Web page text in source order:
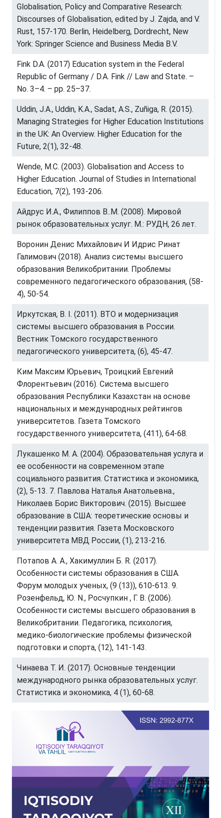
Globalisation, Policy and Comparative Research:
Discourses of Globalisation, edited by J. Zajda, and V.
Rust, 157-170. Berlin, Heidelberg, Dordrecht, New
York: Springer Science and Business Media B.V.
Fink D.A. (2017) Education system in the Federal
Republic of Germany / D.A. Fink // Law and State. –
No. 3–4. – pp. 25–37.
Uddin, J.A., Uddin, K.A., Sadat, A.S., Zuñiga, R. (2015).
Managing Strategies for Higher Education Institutions
in the UK: An Overview. Higher Education for the
Future, 2(1), 32-48.
Wende, M.C. (2003). Globalisation and Access to
Higher Education. Journal of Studies in International
Education, 7(2), 193-206.
Айдрус И.A., Филиппов В..M. (2008). Мировой
рынок образовательных услуг. M.: РУДН, 26 лет.
Воронин Денис Михайлович И Идрис Ринат
Галимович (2018). Анализ системы высшего
образования Великобритании. Проблемы
современного педагогического образования, (58-
4), 50-54.
Иркутская, В. I. (2011). ВТО и модернизация
системы высшего образования в России.
Вестник Томского государственного
педагогического университета, (6), 45-47.
Ким Максим Юрьевич, Троицкий Евгений
Флорентьевич (2016). Система высшего
образования Республики Казахстан на основе
национальных и международных рейтингов
университетов. Газета Томского
государственного университета, (411), 64-68.
Лукашенко M. A. (2004). Образовательная услуга и
ее особенности на современном этапе
социального развития. Статистика и экономика,
(2), 5-13. 7. Павлова Наталья Анатольевна.,
Николаев Борис Викторович. (2015). Высшее
образование в США: теоретические основы и
тенденции развития. Газета Московского
университета МВД России, (1), 213-216.
Потапов А. A., Хакимуллин Б. R. (2017).
Особенности системы образования в США.
Форум молодых ученых, (9 (13)), 610-613. 9.
Розенфельд, Ю. N., Росчупкин , Г. В. (2006).
Особенности системы высшего образования в
Великобритании. Педагогика, психология,
медико-биологические проблемы физической
подготовки и спорта, (12), 141-143.
Чинаева Т. И. (2017). Основные тенденции
международного рынка образовательных услуг.
Статистика и экономика, 4 (1), 60-68.